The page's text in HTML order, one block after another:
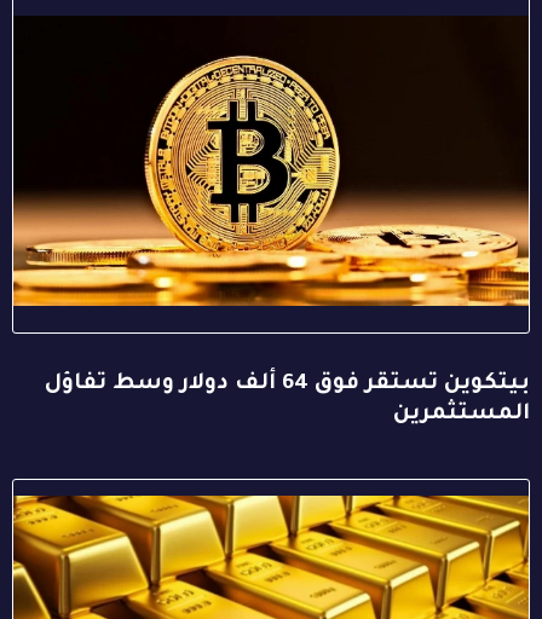
بيتكوين تستقر فوق 64 ألف دولار وسط تفاؤل
المستثمرين